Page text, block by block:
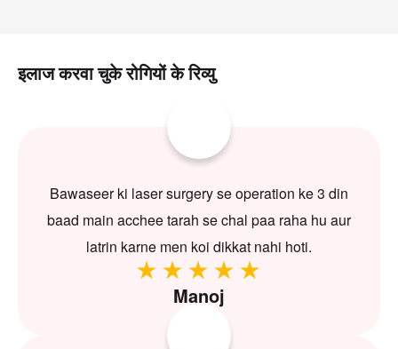
इलाज करवा चुके रोगियों के रिव्यु
Bawaseer ki laser surgery se operation ke 3 din
baad main acchee tarah se chal paa raha hu aur
latrin karne men koi dikkat nahi hoti.
Manoj